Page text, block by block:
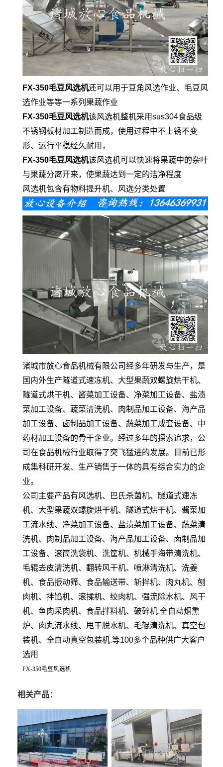
FX-350毛豆风选机还可以用于豆角风选作业、毛豆风
选作业等等一系列果蔬作业
FX-350毛豆风选机该风选机整机采用sus304食品级
不锈钢板材加工制造而成，使用过程中不上锈不变
形、运行平稳经久耐用，
FX-350毛豆风选机该风选机可以快速将果蔬中的杂叶
与果蔬分离开来，使果蔬达到一定的洁净程度
风选机包含有物料提升机、风选分类处置
诸城市放心食品机械有限公司经多年研发与生产，是
国内外生产隧道式速冻机、大型果蔬双螺旋烘干机、
隧道式烘干机、酱菜加工设备、净菜加工设备、盐渍
菜加工设备、蔬菜清洗机、肉制品加工设备、海产品
加工设备、卤制品加工设备、蔬菜加工成套设备、中
药材加工设备的骨干企业。经过多年的探索追求，公
司在食品机械行业取得了突飞猛进的发展。目前已形
成集科研开发、生产销售于一体的具有综合实力的企
业。
公司主要产品有风选机、巴氏杀菌机、隧道式速冻
机、大型果蔬双螺旋烘干机、隧道式烘干机、酱菜加
工流水线、净菜加工设备、盐渍菜加工设备、蔬菜清
洗机、肉制品加工设备、海产品加工设备、卤制品加
工设备、滚筒洗袋机、洗筐机、机械手海带清洗机、
毛辊去皮清洗机、翻转风干机、喷淋清洗机、洗姜
机、食品振动筛、食品输送带、斩拌机、肉丸机、刨
肉机、拌馅机、滚揉机、绞肉机、强流除水机、风干
机、鱼肉采肉机、食品拌料机、破碎机.全自动烟熏
炉、肉丸流水线、甩干脱水机、毛辊清洗机、真空包
装机、全自动真空包装机.等100多个品种供广大客户
选用
FX-350毛豆风选机
相关产品：